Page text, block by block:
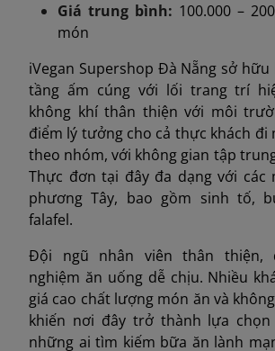
Giá trung bình: 100.000 –
món
iVegan Supershop Đà Nẵng sở hữu
tầng ấm cúng với lối trang trí
không khí thân thiện với môi
điểm lý tưởng cho cả thực khách đi
theo nhóm, với không gian tập
Thực đơn tại đây đa dạng với các
phương Tây, bao gồm sinh tố,
falafel.
Đội ngũ nhân viên thân thiện,
nghiệm ăn uống dễ chịu. Nhiều
giá cao chất lượng món ăn và
khiến nơi đây trở thành lựa
những ai tìm kiếm bữa ăn lành